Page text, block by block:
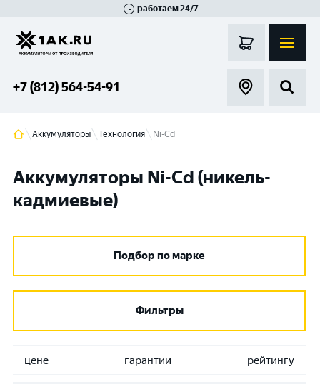
работаем 24/7
+7 (812) 564-54-91
Аккумуляторы Технология Ni-Cd
Аккумуляторы Ni-Cd (никель-
кадмиевые)
Подбор по марке
Фильтры
цене гарантии рейтингу
Гатчина